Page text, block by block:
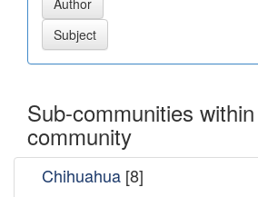
Sub-communities
community
Chihuahua [8]